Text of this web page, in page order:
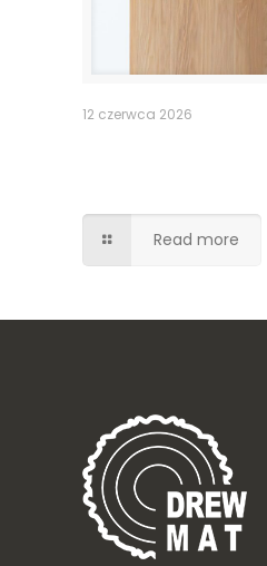
12 czerwca 2026
Read more